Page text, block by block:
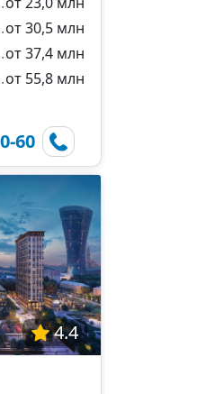
от 30,5 млн
от 37,4 млн
от 55,8 млн
60
4.4